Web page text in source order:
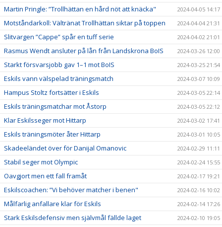
Martin Pringle: ”Trollhättan en hård nöt att knäcka" 2024-04-05 14:17
Motståndarkoll: Vältränat Trollhättan siktar på toppen 2024-04-04 21:31
Slitvargen ”Cappe” spår en tuff serie 2024-04-02 21:01
Rasmus Wendt ansluter på lån från Landskrona BoIS 2024-03-26 12:00
Starkt försvarsjobb gav 1–1 mot BoIS 2024-03-25 21:54
Eskils vann välspelad träningsmatch 2024-03-07 10:09
Hampus Stoltz fortsätter i Eskils 2024-03-05 22:14
Eskils träningsmatchar mot Åstorp 2024-03-05 22:12
Klar Eskilsseger mot Hittarp 2024-03-02 17:41
Eskils träningsmöter åter Hittarp 2024-03-01 10:05
Skadeeländet över för Danijal Omanovic 2024-02-29 11:11
Stabil seger mot Olympic 2024-02-24 15:55
Oavgjort men ett fall framåt 2024-02-17 19:21
Eskilscoachen: ”Vi behöver matcher i benen" 2024-02-16 10:02
Målfarlig anfallare klar för Eskils 2024-02-14 17:26
Stark Eskilsdefensiv men självmål fällde laget 2024-02-10 19:05